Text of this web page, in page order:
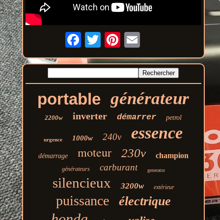
portable générateur
2200w inverter démarrer petrol
urgence 1000w 240v essence
démarrage moteur 230v champion
générateurs carburant generator
silencieux 3200w extérieur
puissance électrique